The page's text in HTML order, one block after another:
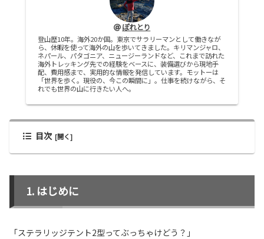
ぽれとり
登山歴10年。海外20か国。東京でサラリーマンとして働きなが
ら、休暇を使って海外の山を歩いてきました。キリマンジャロ、
ネパール、パタゴニア、ニュージーランドなど、これまで訪れた
海外トレッキング先での経験をベースに、装備選びから現地手
配、費用感まで、実用的な情報を発信しています。モットーは
「世界を歩く。現役の、今この瞬間に」。仕事を続けながら、そ
れでも世界の山に行きたい人へ。
目次
はじめに
「ステラリッジテント2型ってぶっちゃけどう？」